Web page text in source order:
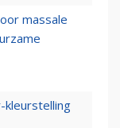
massale
kleurstelling